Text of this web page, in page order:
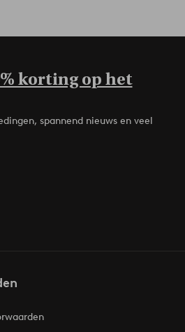
korting op het
spannend nieuws en veel